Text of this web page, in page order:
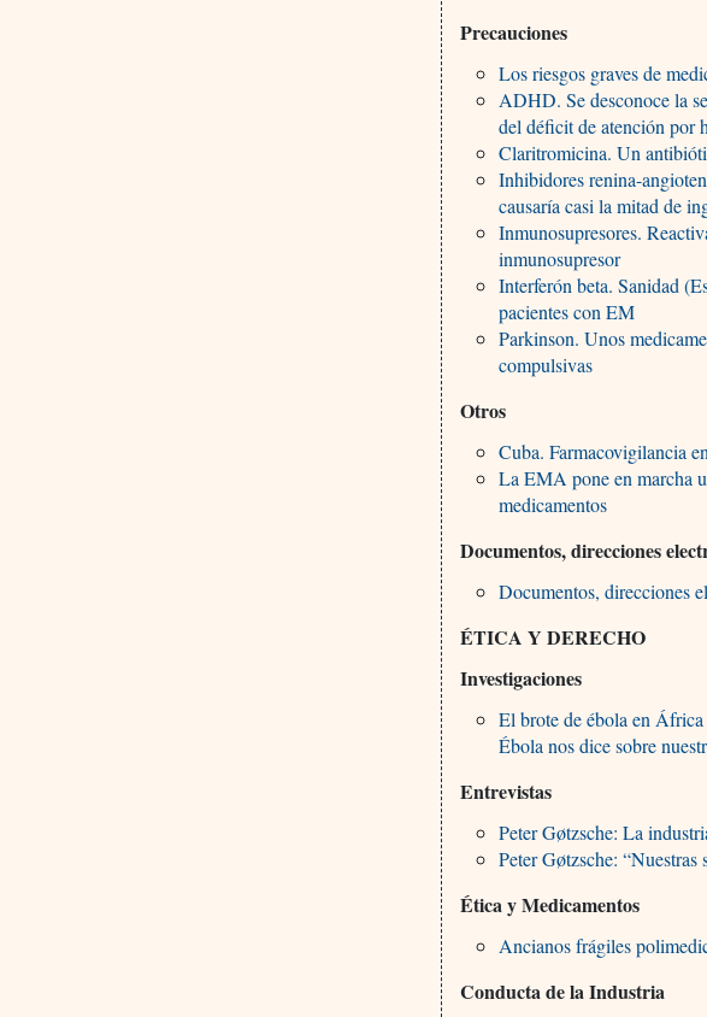
Precauciones
Los riesgos graves de
ADHD. Se desconoce la
del déficit de atención por
Claritromicina. Un
Inhibidores renina-
causaría casi la mitad de
Inmunosupresores.
inmunosupresor
Interferón beta. Sanidad
pacientes con EM
Parkinson. Unos
compulsivas
Otros
Cuba. Farmacovigilancia
La EMA pone en marcha
medicamentos
Documentos, direcciones
Documentos, direcciones
ÉTICA Y DERECHO
Investigaciones
El brote de ébola en
Ébola nos dice sobre
Entrevistas
Peter Gøtzsche: La
Peter Gøtzsche: “Nuestras
Ética y Medicamentos
Ancianos frágiles
Conducta de la Industria